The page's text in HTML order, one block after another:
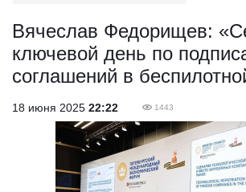
Вячеслав Федорищев:
ключевой день по
соглашений в
18 июня 2025 22:22 1443